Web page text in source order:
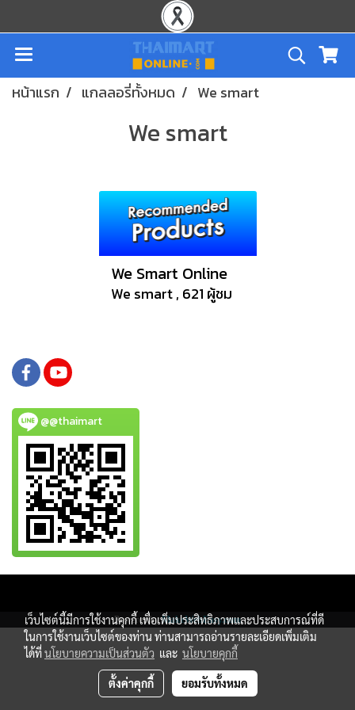
หน้าแรก แกลลอรี่ทั้งหมด We smart
We smart
We Smart Online
We smart , 621 ผู้ชม
@@thaimart
Powered byMakeWebEasy.com
เว็บไซต์นี้มีการใช้งานคุกกี้ เพื่อเพิ่มประสิทธิภาพและประสบการณ์ที่ดี
ในการใช้งานเว็บไซต์ของท่าน ท่านสามารถอ่านรายละเอียดเพิ่มเติม
ได้ที่นโยบายความเป็นส่วนตัว และ นโยบายคุกกี้
ตั้งค่าคุกกี้ ยอมรับทั้งหมด